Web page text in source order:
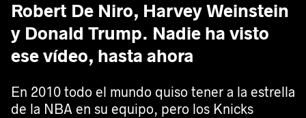
Robert De Niro, Harvey Weinstein
y Donald Trump. Nadie ha visto
ese vídeo, hasta ahora
En 2010 todo el mundo quiso tener a la estrella
de la NBA en su equipo, pero los Knicks